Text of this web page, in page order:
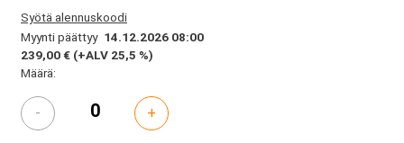
Syötä alennuskoodi
Myynti päättyy 14.12.2026 08:00
239,00 € (+ALV 25,5 %)
Määrä:
- +